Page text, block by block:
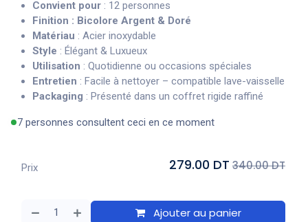
Convient pour : 12 personnes
Finition : Bicolore Argent & Doré
Matériau : Acier inoxydable
Style : Élégant & Luxueux
Utilisation : Quotidienne ou occasions spéciales
Entretien : Facile à nettoyer – compatible lave-vaisselle
Packaging : Présenté dans un coffret rigide raffiné
7 personnes consultent ceci en ce moment
Ajouter au panier
Prix 279.00 DT 340.00 DT